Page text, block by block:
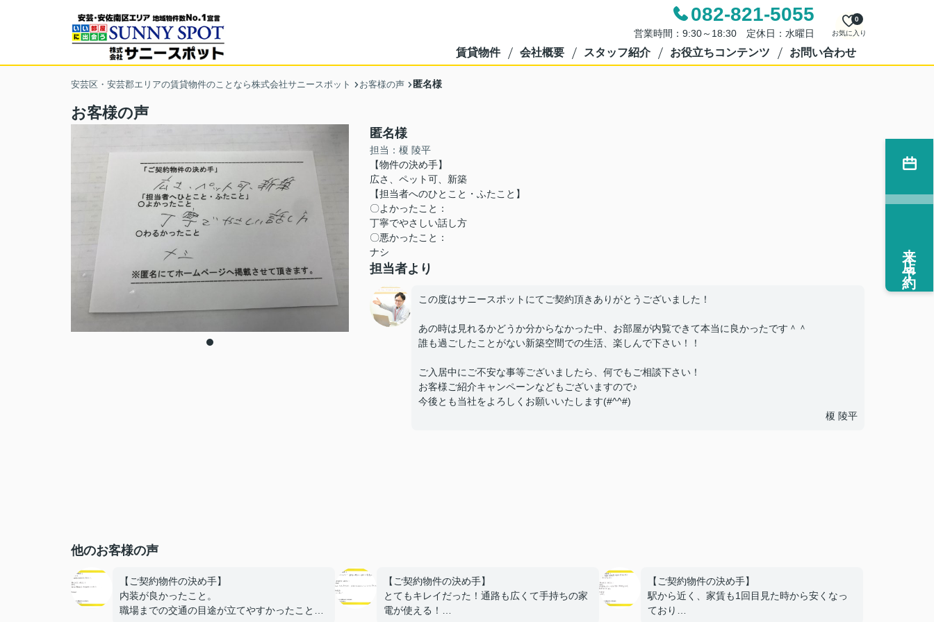
082-821-5055
営業時間：9:30～18:30 定休日：水曜日 お気に入り
0
賃貸物件 会社概要 スタッフ紹介 お役立ちコンテンツ お問い合わせ
安芸区・安芸郡エリアの賃貸物件のことなら株式会社サニースポット お客様の声 匿名様
お客様の声
匿名様
担当：榎 陵平
【物件の決め手】
広さ、ペット可、新築
【担当者へのひとこと・ふたこと】
〇よかったこと：
丁寧でやさしい話し方
〇悪かったこと：
ナシ
担当者より
この度はサニースポットにてご契約頂きありがとうございました！
あの時は見れるかどうか分からなかった中、お部屋が内覧できて本当に良かったです＾＾
誰も過ごしたことがない新築空間での生活、楽しんで下さい！！
ご入居中にご不安な事等ございましたら、何でもご相談下さい！
お客様ご紹介キャンペーンなどもございますので♪
今後とも当社をよろしくお願いいたします(#^^#)
榎 陵平
他のお客様の声
【ご契約物件の決め手】
内装が良かったこと。
職場までの交通の目途が立てやすかったこと。
【ご契約物件の決め手】
とてもキレイだった！通路も広くて手持ちの家
電が使える！
【ご契約物件の決め手】
駅から近く、家賃も1回目見た時から安くなっ
ており
来店予約